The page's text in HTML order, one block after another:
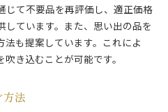
じて不要品を再評価し、適正価格
ています。また、思い出の品を
も提案しています。これによ
き込むことが可能です。
法